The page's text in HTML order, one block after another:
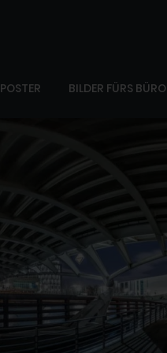
POSTER BILDER FÜRS BÜRO